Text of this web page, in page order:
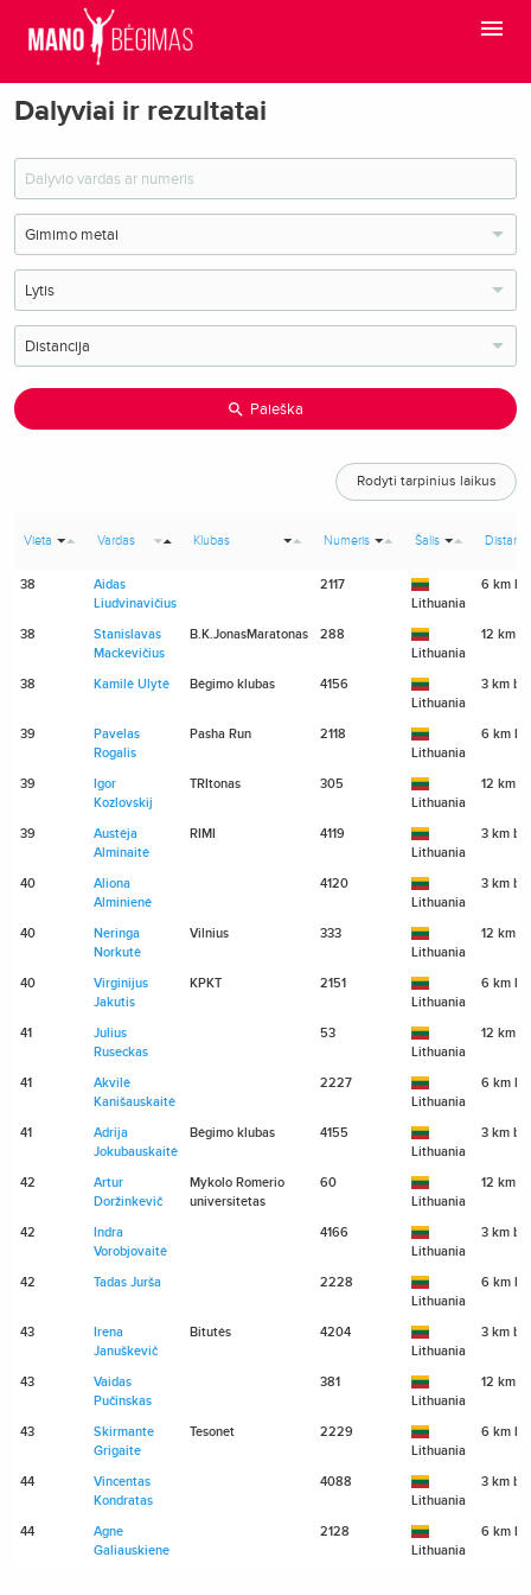
Dalyviai ir rezultatai
Paieška
Rodyti tarpinius laikus
Vieta Vardas Klubas Numeris Šalis
38
Aidas
Liudvinavičius
2117
Lithuania
6 km
38
Stanislavas
Mackevičius
B.K.JonasMaratonas
288
Lithuania
12 km
38 Kamilė Ulytė Bėgimo klubas
4156
Lithuania
3 km
39
Pavelas
Rogalis
Pasha Run
2118
Lithuania
6 km
39
Igor
Kozlovskij
TRItonas
305
Lithuania
12 km
39
Austėja
Alminaitė
RIMI
4119
Lithuania
3 km
40
Aliona
Alminienė
4120
Lithuania
3 km
40
Neringa
Norkutė
Vilnius
333
Lithuania
12 km
40
Virginijus
Jakutis
KPKT
2151
Lithuania
6 km
41
Julius
Ruseckas
53
Lithuania
12 km
41
Akvilė
Kanišauskaitė
2227
Lithuania
6 km
41
Adrija
Jokubauskaitė
Bėgimo klubas
4155
Lithuania
3 km
42
Artur
Doržinkevič
Mykolo Romerio
universitetas
60
Lithuania
12 km
42
Indra
Vorobjovaitė
4166
Lithuania
3 km
42 Tadas Jurša
2228
Lithuania
6 km
43
Irena
Januškevič
Bitutės
4204
Lithuania
3 km
43
Vaidas
Pučinskas
381
Lithuania
12 km
43
Skirmante
Grigaite
Tesonet
2229
Lithuania
6 km
44
Vincentas
Kondratas
4088
Lithuania
3 km
44
Agne
Galiauskiene
2128
Lithuania
6 km